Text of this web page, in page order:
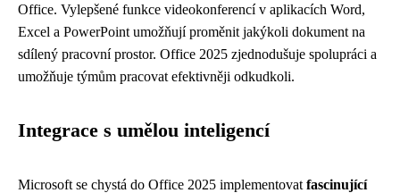
Office. Vylepšené funkce videokonferencí v aplikacích Word,
Excel a PowerPoint umožňují proměnit jakýkoli dokument na
sdílený pracovní prostor. Office 2025 zjednodušuje spolupráci a
umožňuje týmům pracovat efektivněji odkudkoli.
Integrace s umělou inteligencí
Microsoft se chystá do Office 2025 implementovat fascinující